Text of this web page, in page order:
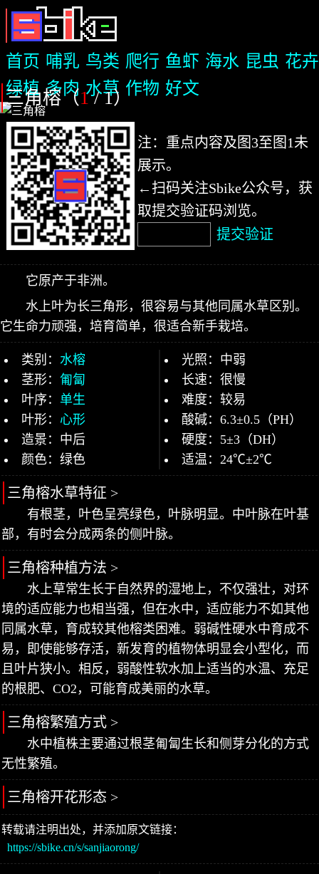
首页 哺乳 鸟类 爬行 鱼虾 海水 昆虫 花卉
绿植 多肉 水草 作物 好文
三角榕（1/ 1）
注：重点内容及图3至图1未
展示。
←扫码关注Sbike公众号，获
取提交验证码浏览。
提交验证
它原产于非洲。
水上叶为长三角形，很容易与其他同属水草区别。
它生命力顽强，培育简单，很适合新手栽培。
类别： 水榕
茎形： 匍匐
叶序： 单生
叶形： 心形
造景：中后
颜色：绿色
光照：中弱
长速：很慢
难度：较易
酸碱：6.3±0.5（PH）
硬度：5±3（DH）
适温：24℃±2℃
三角榕水草特征 >
有根茎，叶色呈亮绿色，叶脉明显。中叶脉在叶基
部，有时会分成两条的侧叶脉。
三角榕种植方法 >
水上草常生长于自然界的湿地上，不仅强壮，对环
境的适应能力也相当强，但在水中，适应能力不如其他
同属水草，育成较其他榕类困难。弱碱性硬水中育成不
易，即使能够存活，新发育的植物体明显会小型化，而
且叶片狭小。相反，弱酸性软水加上适当的水温、充足
的根肥、CO2，可能育成美丽的水草。
三角榕繁殖方式 >
水中植株主要通过根茎匍匐生长和侧芽分化的方式
无性繁殖。
三角榕开花形态 >
转载请注明出处，并添加原文链接：
https://sbike.cn/s/sanjiaorong/